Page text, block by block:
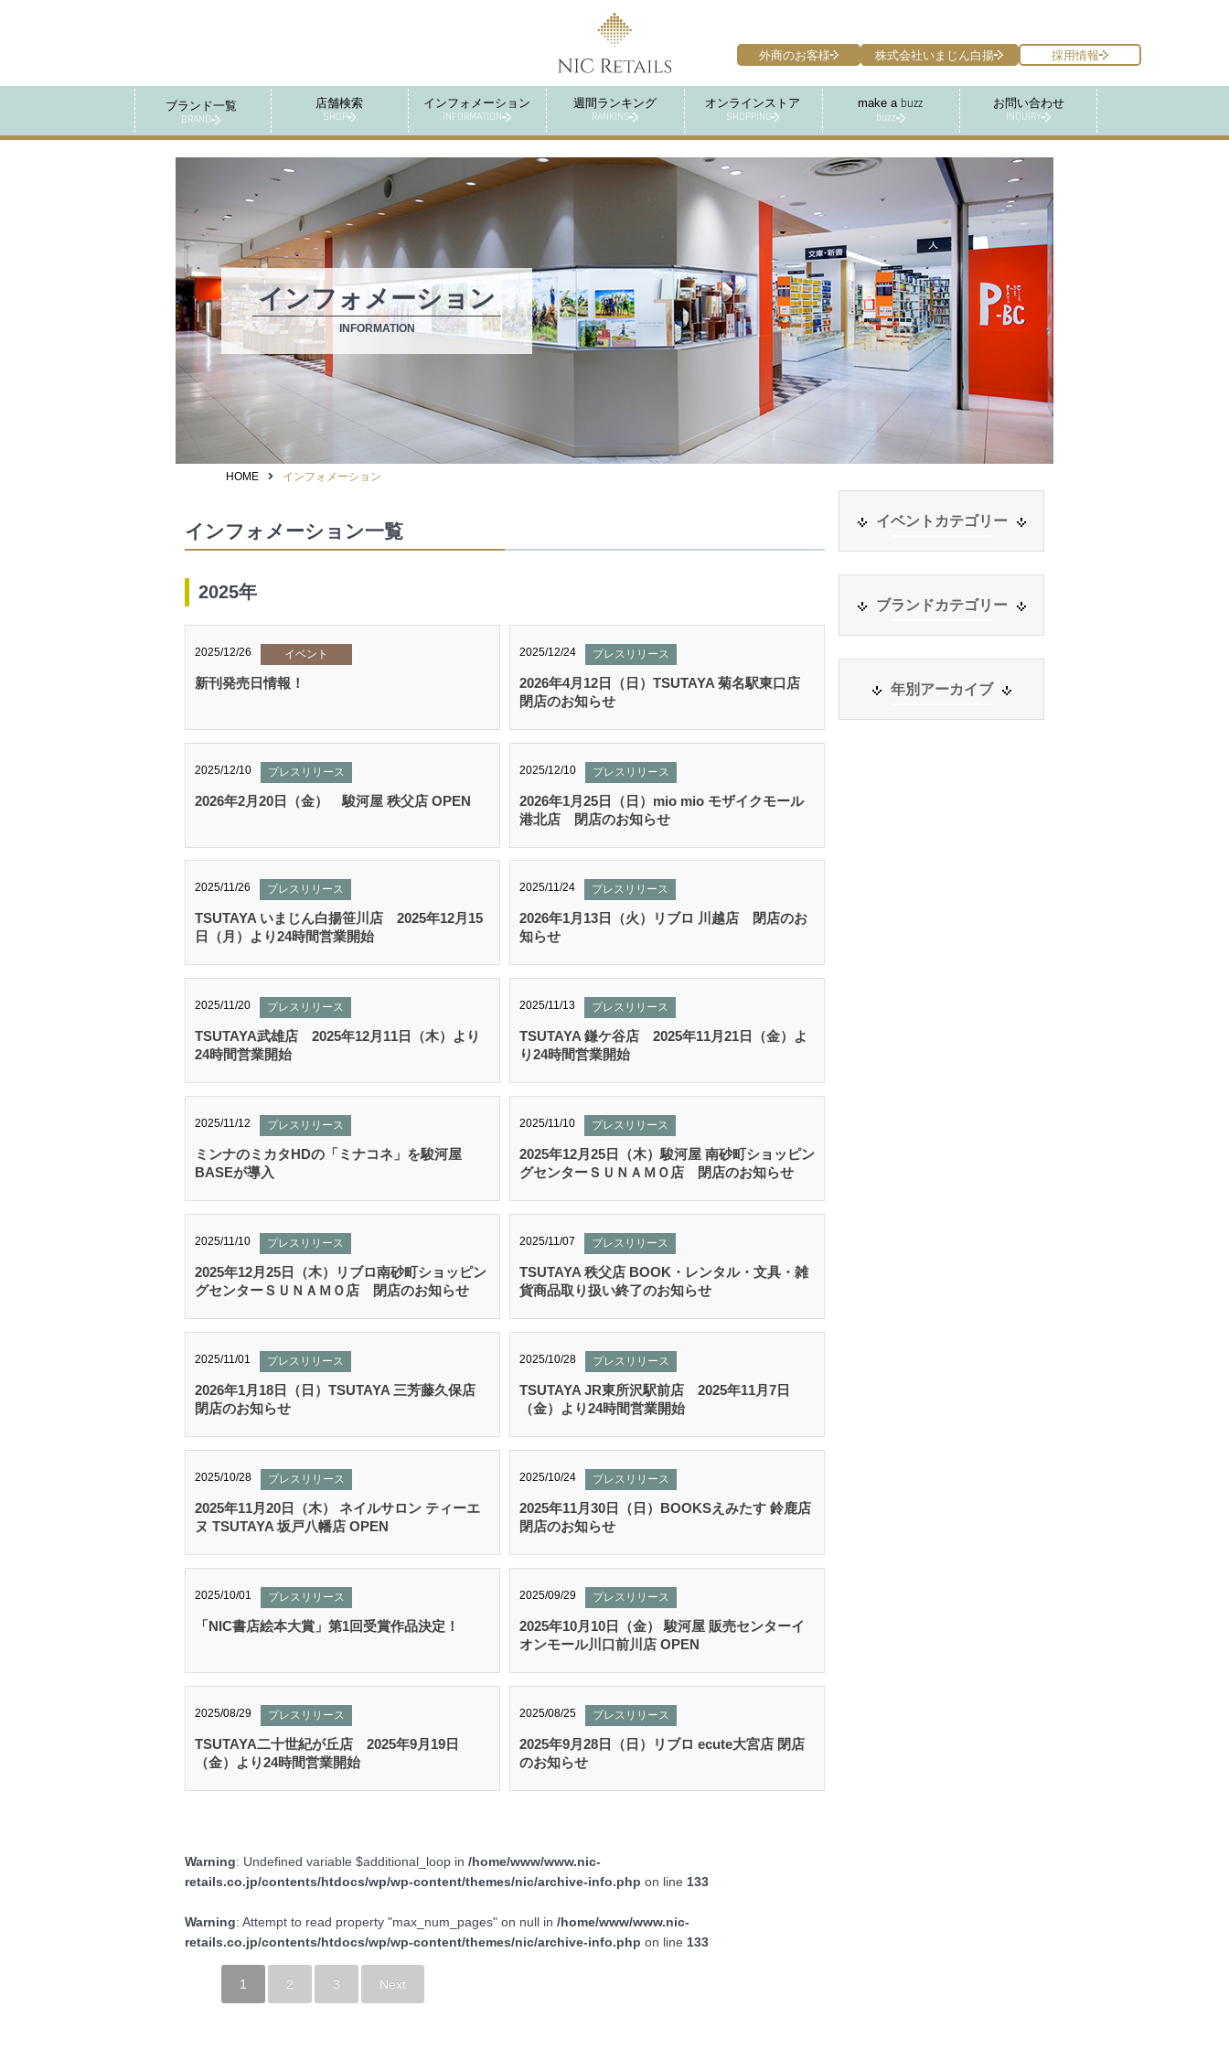
ブランド一覧
BRAND
店舗検索
SHOP
インフォメーション
INFORMATION
週間ランキング
RANKING
オンラインストア
SHOPPING
make a buzz
buzz
お問い合わせ
INQUIRY
外商のお客様 株式会社いまじん白揚 採用情報
インフォメーション
INFORMATION
HOME インフォメーション
インフォメーション一覧
2025年
2025/12/26 イベント
新刊発売日情報！
2025/12/24 プレスリリース
2026年4月12日（日）TSUTAYA 菊名駅東口店
閉店のお知らせ
2025/12/10 プレスリリース
2026年2月20日（金） 駿河屋 秩父店 OPEN
2025/12/10 プレスリリース
2026年1月25日（日）mio mio モザイクモール
港北店 閉店のお知らせ
2025/11/26 プレスリリース
TSUTAYA いまじん白揚笹川店 2025年12月15
日（月）より24時間営業開始
2025/11/24 プレスリリース
2026年1月13日（火）リブロ 川越店 閉店のお
知らせ
2025/11/20 プレスリリース
TSUTAYA武雄店 2025年12月11日（木）より
24時間営業開始
2025/11/13 プレスリリース
TSUTAYA 鎌ケ谷店 2025年11月21日（金）よ
り24時間営業開始
2025/11/12 プレスリリース
ミンナのミカタHDの「ミナコネ」を駿河屋
BASEが導入
2025/11/10 プレスリリース
2025年12月25日（木）駿河屋 南砂町ショッピン
グセンターＳＵＮＡＭＯ店 閉店のお知らせ
2025/11/10 プレスリリース
2025年12月25日（木）リブロ南砂町ショッピン
グセンターＳＵＮＡＭＯ店 閉店のお知らせ
2025/11/07 プレスリリース
TSUTAYA 秩父店 BOOK・レンタル・文具・雑
貨商品取り扱い終了のお知らせ
2025/11/01 プレスリリース
2026年1月18日（日）TSUTAYA 三芳藤久保店
閉店のお知らせ
2025/10/28 プレスリリース
TSUTAYA JR東所沢駅前店 2025年11月7日
（金）より24時間営業開始
2025/10/28 プレスリリース
2025年11月20日（木） ネイルサロン ティーエ
ヌ TSUTAYA 坂戸八幡店 OPEN
2025/10/24 プレスリリース
2025年11月30日（日）BOOKSえみたす 鈴鹿店
閉店のお知らせ
2025/10/01 プレスリリース
「NIC書店絵本大賞」第1回受賞作品決定！
2025/09/29 プレスリリース
2025年10月10日（金） 駿河屋 販売センターイ
オンモール川口前川店 OPEN
2025/08/29 プレスリリース
TSUTAYA二十世紀が丘店 2025年9月19日
（金）より24時間営業開始
2025/08/25 プレスリリース
2025年9月28日（日）リブロ ecute大宮店 閉店
のお知らせ
Warning: Undefined variable $additional_loop in /home/www/www.nic-
retails.co.jp/contents/htdocs/wp/wp-content/themes/nic/archive-info.php on line 133
Warning: Attempt to read property "max_num_pages" on null in /home/www/www.nic-
retails.co.jp/contents/htdocs/wp/wp-content/themes/nic/archive-info.php on line 133
1 2 3 Next
イベントカテゴリー
ブランドカテゴリー
年別アーカイブ